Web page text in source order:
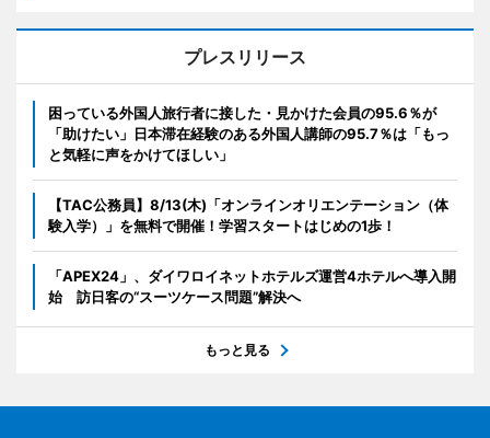
プレスリリース
困っている外国人旅行者に接した・見かけた会員の95.6％が
「助けたい」日本滞在経験のある外国人講師の95.7％は「もっ
と気軽に声をかけてほしい」
【TAC公務員】8/13(木)「オンラインオリエンテーション（体
験入学）」を無料で開催！学習スタートはじめの1歩！
「APEX24」、ダイワロイネットホテルズ運営4ホテルへ導入開
始 訪日客の“スーツケース問題”解決へ
もっと見る